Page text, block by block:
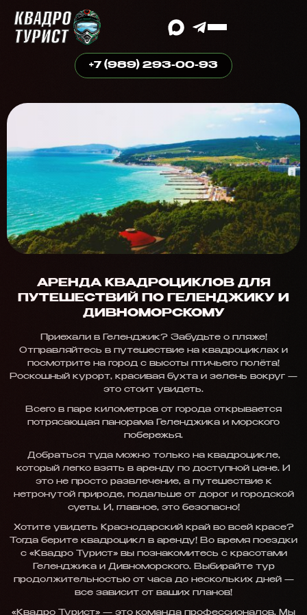
+7 (989) 293-00-93
АРЕНДА КВАДРОЦИКЛОВ ДЛЯ
ПУТЕШЕСТВИЙ ПО ГЕЛЕНДЖИКУ И
ДИВНОМОРСКОМУ
Приехали в Геленджик? Забудьте о пляже!
Отправляйтесь в путешествие на квадроциклах и
посмотрите на город с высоты птичьего полёта!
Роскошный курорт, красивая бухта и зелень вокруг —
это стоит увидеть.
Всего в паре километров от города открывается
потрясающая панорама Геленджика и морского
побережья.
Добраться туда можно только на квадроцикле,
который легко взять в аренду по доступной цене. И
это не просто развлечение, а путешествие к
нетронутой природе, подальше от дорог и городской
суеты. И, главное, это безопасно!
Хотите увидеть Краснодарский край во всей красе?
Тогда берите квадроцикл в аренду! Во время поездки
с «Квадро Турист» вы познакомитесь с красотами
Геленджика и Дивноморского. Выбирайте тур
продолжительностью от часа до нескольких дней —
все зависит от ваших планов!
«Квадро Турист» — это команда профессионалов. Мы